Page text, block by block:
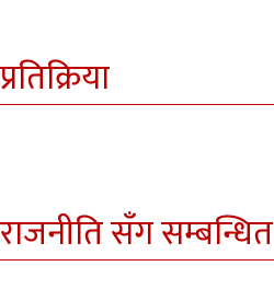
प्रतिक्रिया
राजनीति सँग सम्बन्धित